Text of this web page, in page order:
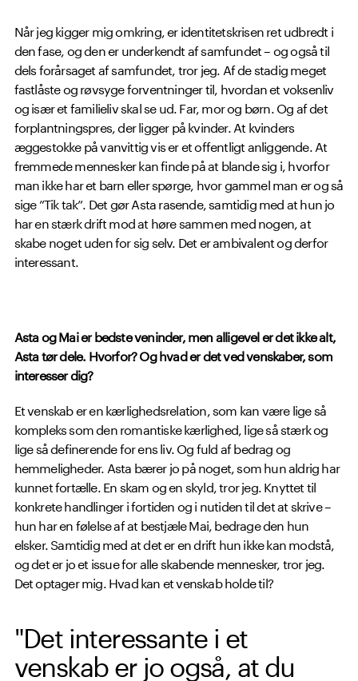
Når jeg kigger mig omkring, er identitetskrisen ret udbredt i
den fase, og den er underkendt af samfundet – og også til
dels forårsaget af samfundet, tror jeg. Af de stadig meget
fastlåste og røvsyge forventninger til, hvordan et voksenliv
og især et familieliv skal se ud. Far, mor og børn. Og af det
forplantningspres, der ligger på kvinder. At kvinders
æggestokke på vanvittig vis er et offentligt anliggende. At
fremmede mennesker kan finde på at blande sig i, hvorfor
man ikke har et barn eller spørge, hvor gammel man er og så
sige ”Tik tak”. Det gør Asta rasende, samtidig med at hun jo
har en stærk drift mod at høre sammen med nogen, at
skabe noget uden for sig selv. Det er ambivalent og derfor
interessant.
Asta og Mai er bedste veninder, men alligevel er det ikke alt,
Asta tør dele. Hvorfor? Og hvad er det ved venskaber, som
interesser dig?
Et venskab er en kærlighedsrelation, som kan være lige så
kompleks som den romantiske kærlighed, lige så stærk og
lige så definerende for ens liv. Og fuld af bedrag og
hemmeligheder. Asta bærer jo på noget, som hun aldrig har
kunnet fortælle. En skam og en skyld, tror jeg. Knyttet til
konkrete handlinger i fortiden og i nutiden til det at skrive –
hun har en følelse af at bestjæle Mai, bedrage den hun
elsker. Samtidig med at det er en drift hun ikke kan modstå,
og det er jo et issue for alle skabende mennesker, tror jeg.
Det optager mig. Hvad kan et venskab holde til?
"Det interessante i et
venskab er jo også, at du